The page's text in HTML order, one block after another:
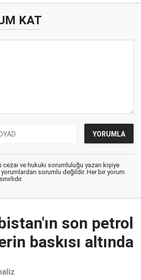
KAT
cezai ve hukuki sorumluluğu yazan kişiye
yorumlardan sorumlu değildir. Her bir yorum
son petrol
baskısı altında